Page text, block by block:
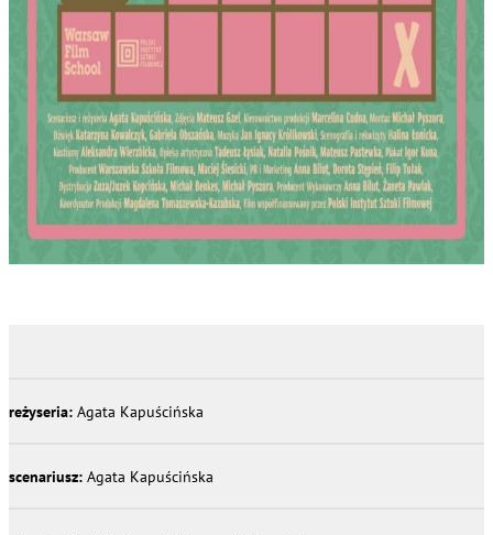
reżyseria: Agata Kapuścińska
scenariusz: Agata Kapuścińska